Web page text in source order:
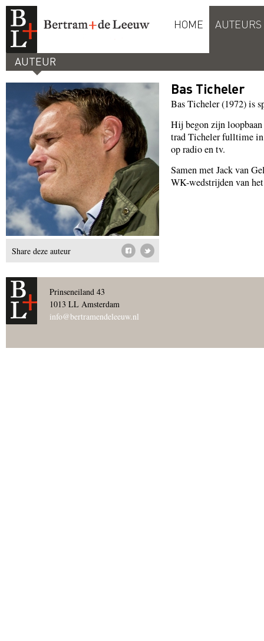
HOME AUTEURS
AUTEUR
Share deze auteur
Bas Ticheler
Bas Ticheler (1972) is
Hij begon zijn
trad Ticheler fulltime in
op radio en tv.
Samen met Jack van
WK-wedstrijden van
Prinseneiland 43
1013 LL Amsterdam
info@bertramendeleeuw.nl